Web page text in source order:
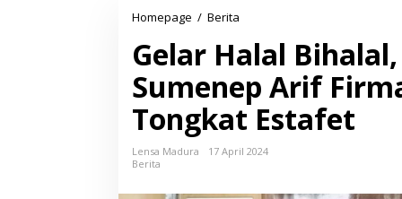
Homepage / Berita
l
a
r
H
a
l
a
i
Gelar Halal
Sumenep Arif
Tongkat Estafet
Lensa Madura
17 April 2024
Berita